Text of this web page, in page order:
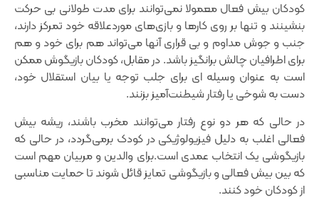
کودکان بیش فعال معمولا نمی‌توانند برای مدت طولانی بی حرکت
بنشینند و تنها بر روی کارها و بازی‌های موردعلاقه خود تمرکز دارند،
جنب و جوش مداوم و بی قراری آنها می‌تواند هم برای خود و هم
برای اطرافیان چالش برانگیز باشد. در مقابل‌، کودکان بازیگوش ممکن
است به عنوان وسیله ای برای جلب توجه یا بیان استقلال خود‌،
دست به شوخی‌ یا رفتار شیطنت‌آمیز بزنند.
در حالی که هر دو نوع رفتار می‌توانند مخرب باشند‌، ریشه بیش
فعالی اغلب به دلیل فیزیولوژیکی در کودک برمی‌گردد، در حالی که
بازیگوشی یک انتخاب عمدی است.برای والدین و مربیان مهم است
که بین بیش فعالی و بازیگوشی تمایز قائل شوند تا حمایت مناسبی
از کودکان خود کنند.